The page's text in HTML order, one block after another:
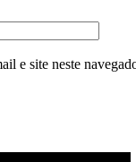
e site neste